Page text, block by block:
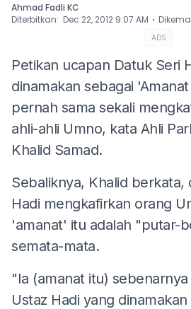
Ahmad Fadli KC
Diterbitkan: Dec 22, 2012 9:07 AM ⋅
ADS
Petikan ucapan Datuk Seri
dinamakan sebagai
pernah sama sekali
ahli-ahli Umno, kata Ahli
Khalid Samad.
Sebaliknya, Khalid berkata,
Hadi mengkafirkan orang
'amanat' itu adalah "putar-
semata-mata.
"Ia (amanat itu)
Ustaz Hadi yang